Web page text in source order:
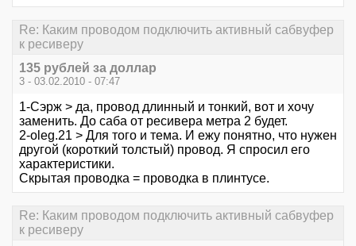
Re: Каким проводом подключить активный сабвуфер
к ресиверу
135 рублей за доллар
3 - 03.02.2010 - 07:47
1-Сэрж > да, провод длинный и тонкий, вот и хочу
заменить. До саба от ресивера метра 2 будет.
2-oleg.21 > Для того и тема. И ежу понятно, что нужен
другой (короткий толстый) провод. Я спросил его
характеристики.
Скрытая проводка = проводка в плинтусе.
Re: Каким проводом подключить активный сабвуфер
к ресиверу